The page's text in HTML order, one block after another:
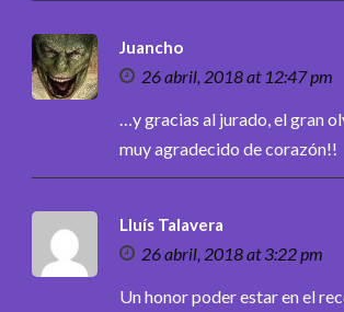
Juancho
26 abril, 2018 at 12:47 pm
…y gracias al jurado, el gran
muy agradecido de corazón!!
Lluís Talavera
26 abril, 2018 at 3:22 pm
Un honor poder estar en el